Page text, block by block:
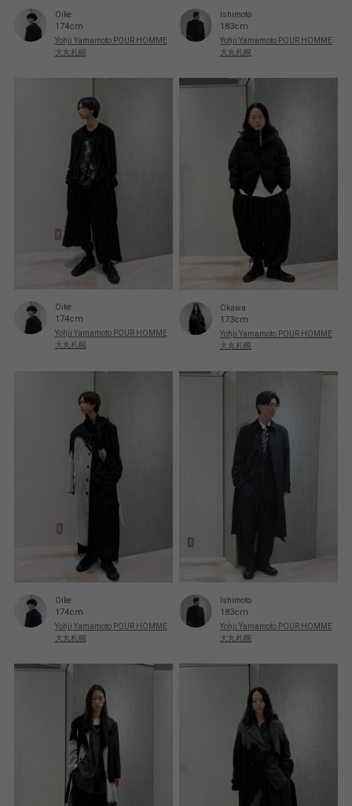
Oike
174cm
Yohji Yamamoto POUR HOMME
大丸札幌
Ishimoto
183cm
Yohji Yamamoto POUR HOMME
大丸札幌
Oike
174cm
Yohji Yamamoto POUR HOMME
大丸札幌
Okawa
173cm
Yohji Yamamoto POUR HOMME
大丸札幌
Oike
174cm
Yohji Yamamoto POUR HOMME
大丸札幌
Ishimoto
183cm
Yohji Yamamoto POUR HOMME
大丸札幌